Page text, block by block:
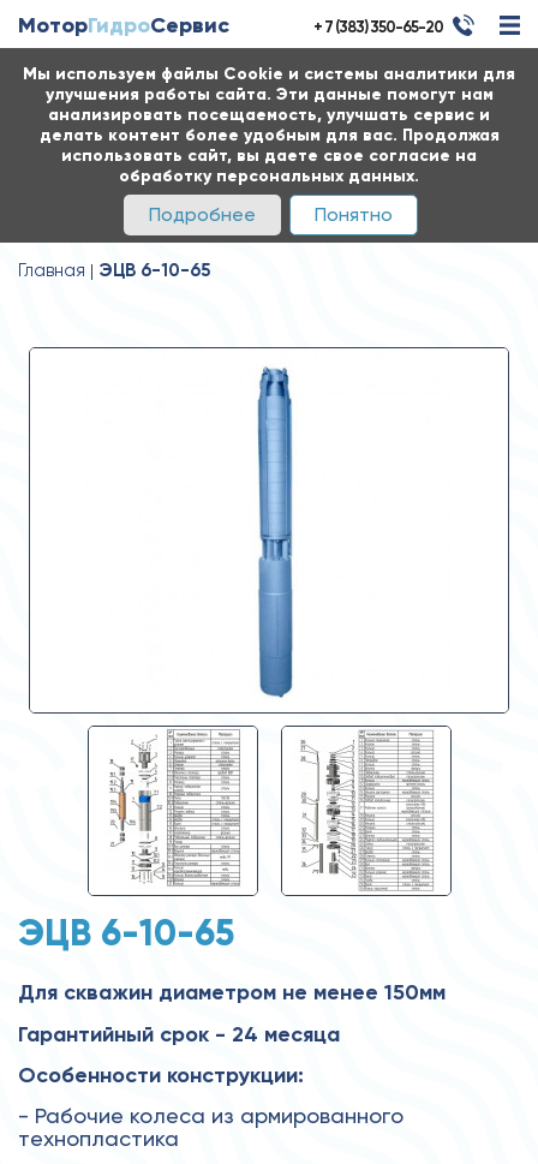
Мы используем файлы Cookie и системы аналитики для
улучшения работы сайта. Эти данные помогут нам
анализировать посещаемость, улучшать сервис и
делать контент более удобным для вас. Продолжая
использовать сайт, вы даете свое согласие на
обработку персональных данных.
Подробнее Понятно
МоторГидроСервис + 7 (383) 350-65-20
Главная ЭЦВ 6-10-65
ЭЦВ 6-10-65
Для скважин диаметром не менее 150мм
Гарантийный срок - 24 месяца
Особенности конструкции:
- Рабочие колеса из армированного
технопластика